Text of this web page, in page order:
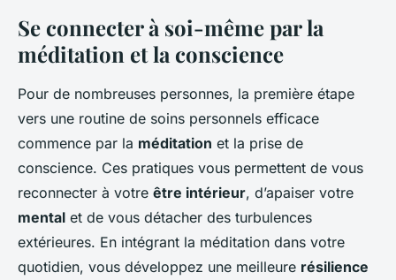
Se connecter à soi-même par la
méditation et la conscience
Pour de nombreuses personnes, la première étape
vers une routine de soins personnels efficace
commence par la méditation et la prise de
conscience. Ces pratiques vous permettent de vous
reconnecter à votre être intérieur, d’apaiser votre
mental et de vous détacher des turbulences
extérieures. En intégrant la méditation dans votre
quotidien, vous développez une meilleure résilience